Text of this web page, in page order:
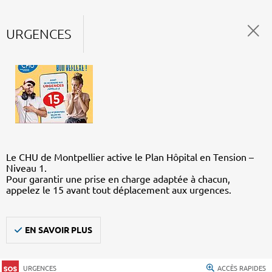
URGENCES
Le CHU de Montpellier active le Plan Hôpital en Tension –
Niveau 1.
Pour garantir une prise en charge adaptée à chacun,
appelez le 15 avant tout déplacement aux urgences.
EN SAVOIR PLUS
URGENCES ACCÈS RAPIDES